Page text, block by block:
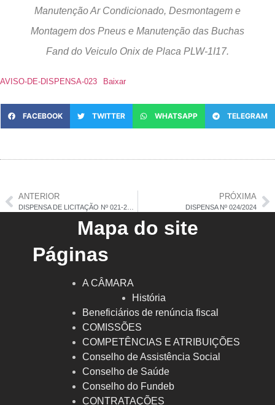
Manutenção Ar Condicionado, Desmontagem e
Montagem dos Pneus e Manutenção das Buchas
Fand do Veiculo Onix de Placa PLW-1I17.
AVISO-DE-DISPENSA-023 Baixar
FACEBOOK TWITTER WHATSAPP TELEGRAM
ANTERIOR PRÓXIMA
DISPENSA Nº 024/2024
Mapa do site
Páginas
A CÂMARA
História
Beneficiários de renúncia fiscal
COMISSÕES
COMPETÊNCIAS E ATRIBUIÇÕES
Conselho de Assistência Social
Conselho de Saúde
Conselho do Fundeb
CONTRATAÇÕES